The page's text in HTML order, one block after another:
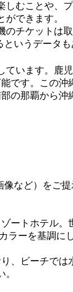
むことや、
できます。
チケットは
いうデータ
います。鹿
です。この
の那覇から
など）をご
ートホテル
ーを基調に
ビーチで